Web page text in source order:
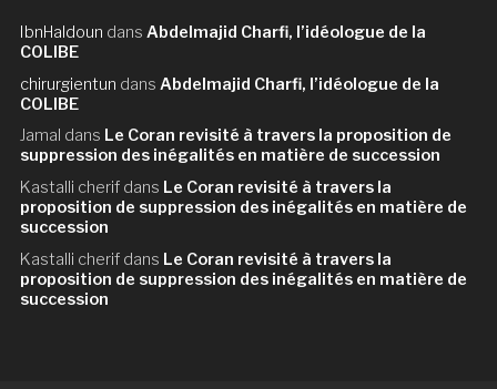
IbnHaldoun dansAbdelmajid Charfi, l’idéologue de la
COLIBE
chirurgientun dans Abdelmajid Charfi, l’idéologue de la
COLIBE
Jamal dans Le Coran revisité à travers la proposition de
suppression des inégalités en matière de succession
Kastalli cherif dans Le Coran revisité à travers la
proposition de suppression des inégalités en matière de
succession
Kastalli cherif dans Le Coran revisité à travers la
proposition de suppression des inégalités en matière de
succession